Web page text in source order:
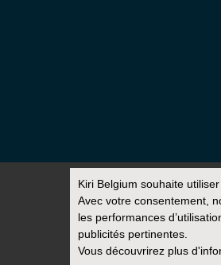
Kiri Belgium souhaite
Avec votre consentement,
les performances
publicités pertinentes.
Vous découvrirez plus